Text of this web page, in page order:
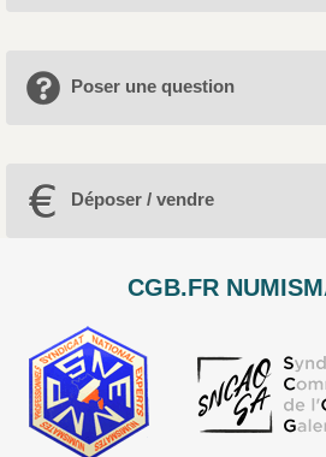
Poser une question
Déposer / vendre
CGB.FR